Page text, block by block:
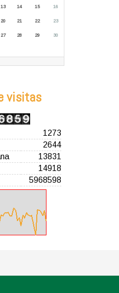
13 14 15 16
20 21 22 23
27 28 29 30
visitas
1273
2644
13831
14918
5968598